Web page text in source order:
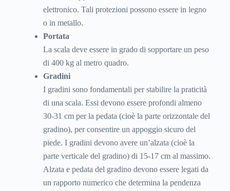
elettronico. Tali protezioni possono essere in legno
o in metallo.
Portata
La scala deve essere in grado di sopportare un peso
di 400 kg al metro quadro.
Gradini
I gradini sono fondamentali per stabilire la praticità
di una scala. Essi devono essere profondi almeno
30-31 cm per la pedata (cioè la parte orizzontale del
gradino), per consentire un appoggio sicuro del
piede. I gradini devono avere un’alzata (cioè la
parte verticale del gradino) di 15-17 cm al massimo.
Alzata e pedata del gradino devono essere legati da
un rapporto numerico che determina la pendenza